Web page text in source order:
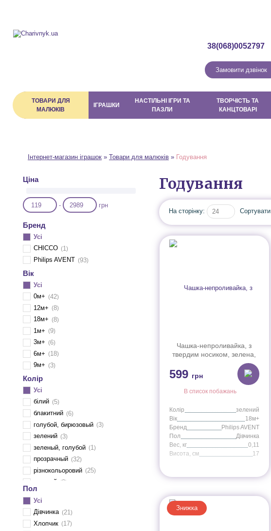
38(068)0052797
Замовити дзвінок
ТОВАРИ ДЛЯ
МАЛЮКІВ
ІГРАШКИ
НАСТІЛЬНІ ІГРИ ТА
ПАЗЛИ
ТВОРЧІСТЬ ТА
КАНЦТОВАРІ
Інтернет-магазин іграшок » Товари для малюків » Годування
Ціна
- грн
Бренд
Усі
CHICCO
1
Philips AVENT
93
Вік
Усі
0м+
42
12м+
8
18м+
8
1м+
9
3м+
6
6м+
18
9м+
3
Колір
Усі
білий
5
блакитний
6
голубой, бирюзовый
3
зелений
3
зеленый, голубой
1
прозрачный
32
різнокольоровий
25
розовий
8
розовий, жовтий
розовый / зеленый
розовый, салатовый
розовый, фиолетовый
Пол
Усі
Дівчинка
21
Хлопчик
17
Годування
На сторінку: 24 Сортувати
Чашка-непроливайка, з
твердим носиком, зелена,
18міс+, 300 мл SCF804/03
599 грн
В список побажань
Колір
зелений
Вік
18м+
Бренд
Philips AVENT
Пол
Дівчинка
Вес, кг
0,11
Висота, cм
17
Знижка